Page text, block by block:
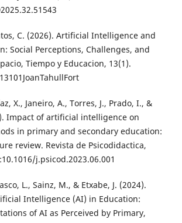
C. (2026). Artificial Intelligence and
Social Perceptions, Challenges, and
Tiempo y Educacion, 13(1).
X., Janeiro, A., Torres, J., Prado, I., &
Impact of artificial intelligence on
in primary and secondary education:
review. Revista de Psicodidactica,
j.psicod.2023.06.001
L., Sainz, M., & Etxabe, J. (2024).
Intelligence (AI) in Education:
of AI as Perceived by Primary,